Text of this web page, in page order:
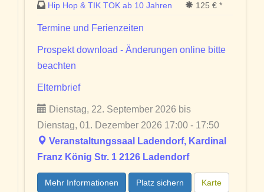
Hip Hop & TIK TOK ab 10 Jahren 125 € *
Termine und Ferienzeiten
Prospekt download - Änderungen online bitte
beachten
Elternbrief
Dienstag, 22. September 2026 bis
Dienstag, 01. Dezember 2026 17:00 - 17:50
Veranstaltungssaal Ladendorf, Kardinal
Franz König Str. 1 2126 Ladendorf
Mehr Informationen Platz sichern Karte